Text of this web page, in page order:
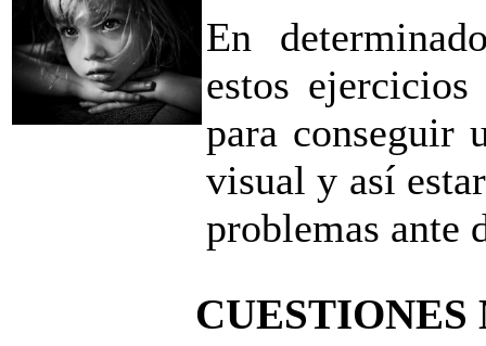
En
estos
para conseguir
visual y así
problemas ante
CUESTIONES